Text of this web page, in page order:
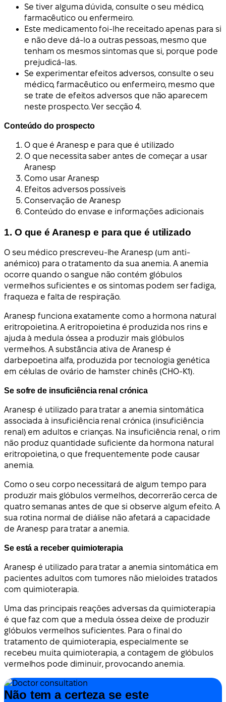
Se tiver alguma dúvida, consulte o seu médico,
farmacêutico ou enfermeiro.
Este medicamento foi-lhe receitado apenas para si
e não deve dá-lo a outras pessoas, mesmo que
tenham os mesmos sintomas que si, porque pode
prejudicá-las.
Se experimentar efeitos adversos, consulte o seu
médico, farmacêutico ou enfermeiro, mesmo que
se trate de efeitos adversos que não aparecem
neste prospecto. Ver secção 4.
Conteúdo do prospecto
O que é Aranesp e para que é utilizado
O que necessita saber antes de começar a usar
Aranesp
Como usar Aranesp
Efeitos adversos possíveis
Conservação de Aranesp
Conteúdo do envase e informações adicionais
1. O que é Aranesp e para que é utilizado
O seu médico prescreveu-lhe Aranesp (um anti-
anémico) para o tratamento da sua anemia. A anemia
ocorre quando o sangue não contém glóbulos
vermelhos suficientes e os sintomas podem ser fadiga,
fraqueza e falta de respiração.
Aranesp funciona exatamente como a hormona natural
eritropoietina. A eritropoietina é produzida nos rins e
ajuda à medula óssea a produzir mais glóbulos
vermelhos. A substância ativa de Aranesp é
darbepoetina alfa, produzida por tecnologia genética
em células de ovário de hamster chinês (CHO-K1).
Se sofre de insuficiência renal crónica
Aranesp é utilizado para tratar a anemia sintomática
associada à insuficiência renal crónica (insuficiência
renal) em adultos e crianças. Na insuficiência renal, o rim
não produz quantidade suficiente da hormona natural
eritropoietina, o que frequentemente pode causar
anemia.
Como o seu corpo necessitará de algum tempo para
produzir mais glóbulos vermelhos, decorrerão cerca de
quatro semanas antes de que si observe algum efeito. A
sua rotina normal de diálise não afetará a capacidade
de Aranesp para tratar a anemia.
Se está a receber quimioterapia
Aranesp é utilizado para tratar a anemia sintomática em
pacientes adultos com tumores não mieloides tratados
com quimioterapia.
Uma das principais reações adversas da quimioterapia
é que faz com que a medula óssea deixe de produzir
glóbulos vermelhos suficientes. Para o final do
tratamento de quimioterapia, especialmente se
recebeu muita quimioterapia, a contagem de glóbulos
vermelhos pode diminuir, provocando anemia.
Não tem a certeza se este